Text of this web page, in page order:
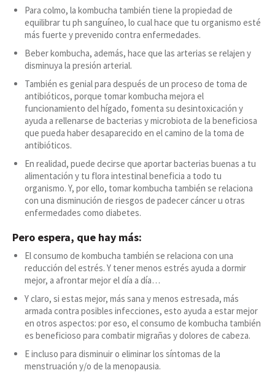
Para colmo, la kombucha también tiene la propiedad de
equilibrar tu ph sanguíneo, lo cual hace que tu organismo esté
más fuerte y prevenido contra enfermedades.
Beber kombucha, además, hace que las arterias se relajen y
disminuya la presión arterial.
También es genial para después de un proceso de toma de
antibióticos, porque tomar kombucha mejora el
funcionamiento del hígado, fomenta su desintoxicación y
ayuda a rellenarse de bacterias y microbiota de la beneficiosa
que pueda haber desaparecido en el camino de la toma de
antibióticos.
En realidad, puede decirse que aportar bacterias buenas a tu
alimentación y tu flora intestinal beneficia a todo tu
organismo. Y, por ello, tomar kombucha también se relaciona
con una disminución de riesgos de padecer cáncer u otras
enfermedades como diabetes.
Pero espera, que hay más:
El consumo de kombucha también se relaciona con una
reducción del estrés. Y tener menos estrés ayuda a dormir
mejor, a afrontar mejor el día a día…
Y claro, si estas mejor, más sana y menos estresada, más
armada contra posibles infecciones, esto ayuda a estar mejor
en otros aspectos: por eso, el consumo de kombucha también
es beneficioso para combatir migrañas y dolores de cabeza.
E incluso para disminuir o eliminar los síntomas de la
menstruación y/o de la menopausia.